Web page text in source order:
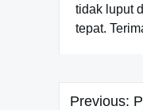
tidak luput
tepat.
Navigasi
Previous: